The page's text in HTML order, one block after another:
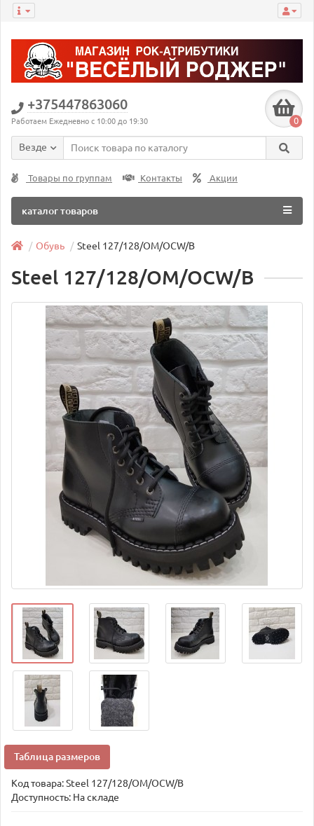
+375447863060
Работаем Ежедневно с 10:00 до 19:30 0
Везде
Товары по группам Контакты Акции
каталог товаров
Обувь Steel 127/128/OM/OCW/B
Steel 127/128/OM/OCW/B
Таблица размеров
Код товара:Steel 127/128/OM/OCW/B
Доступность: На складе